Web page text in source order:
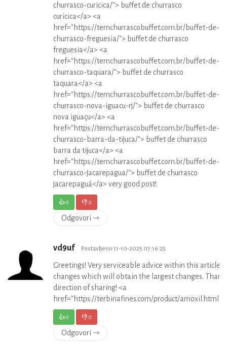
churrasco-curicica/"> buffet de churrasco
curicica</a> <a
href="https://temchurrascobuffet.com.br/buffet-de-
churrasco-freguesia/"> buffet de churrasco
freguesia</a> <a
href="https://temchurrascobuffet.com.br/buffet-de-
churrasco-taquara/"> buffet de churrasco
taquara</a> <a
href="https://temchurrascobuffet.com.br/buffet-de-
churrasco-nova-iguacu-rj/"> buffet de churrasco
nova iguaçu</a> <a
href="https://temchurrascobuffet.com.br/buffet-de-
churrasco-barra-da-tijuca/"> buffet de churrasco
barra da tijuca</a> <a
href="https://temchurrascobuffet.com.br/buffet-de-
churrasco-jacarepagua/"> buffet de churrasco
jacarepaguá</a> very good post!
👍0 👎0
Odgovori ⇾
vd9uf Postavljeno 11-10-2025 07:16:25
Greetings! Very serviceable advice within this article!
changes which will obtain the largest changes.
direction of sharing! <a
href="https://terbinafines.com/product/
👍0 👎0
Odgovori ⇾